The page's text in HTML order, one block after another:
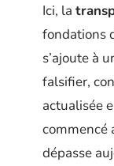
Ici, la
fondations
s’ajoute à
falsifier,
actualisée
commencé
dépasse